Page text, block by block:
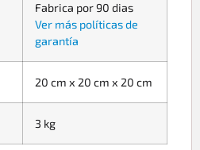
Fabrica por 90 dias
Ver más políticas de
garantía
20 cm x 20 cm x 20 cm
3 kg